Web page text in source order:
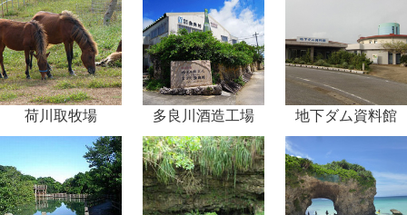
荷川取牧場 多良川酒造工場 地下ダム資料館